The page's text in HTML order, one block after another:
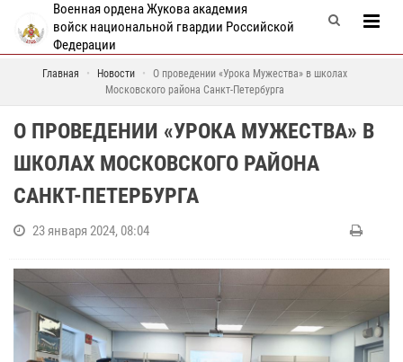
Военная ордена Жукова академия
войск национальной гвардии Российской
Федерации
Главная Новости
О проведении «Урока Мужества» в школах
Московского района Санкт-Петербурга
О ПРОВЕДЕНИИ «УРОКА МУЖЕСТВА» В
ШКОЛАХ МОСКОВСКОГО РАЙОНА
САНКТ-ПЕТЕРБУРГА
23 января 2024, 08:04